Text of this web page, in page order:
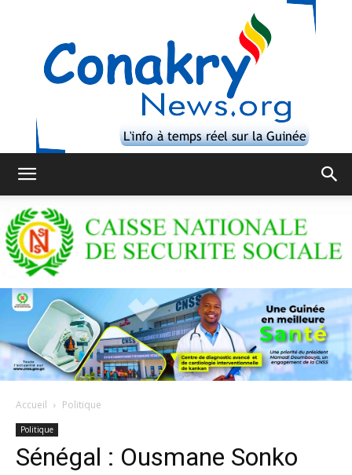
Accueil Politique
Politique
Sénégal : Ousmane Sonko